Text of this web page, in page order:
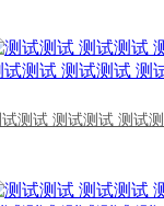
测试 测试测试 测试